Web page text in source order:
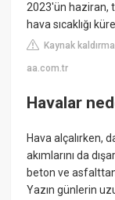
2023'ün haziran,
hava sıcaklığı
Kaynak
aa.com.tr
Havalar
Hava alçalırken,
akımlarını da
beton ve
Yazın günlerin